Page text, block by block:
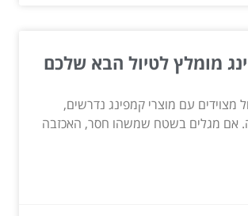
מומלץ לטיול הבא שלכם
מצוידים עם מוצרי קמפינג נדרשים,
אם מגלים בשטח שמשהו חסר, האכזבה